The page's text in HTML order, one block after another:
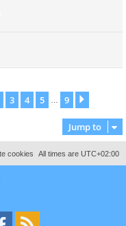
9
3 4 5 9
Jump to
All times are UTC+02:00
cookies